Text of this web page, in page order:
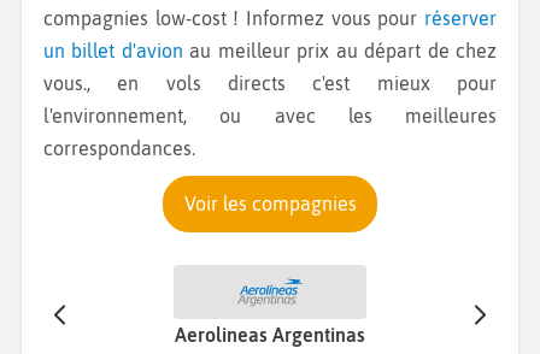
compagnies low-cost ! Informez vous pour réserver
un billet d'avion au meilleur prix au départ de chez
vous., en vols directs c'est mieux pour
l'environnement, ou avec les meilleures
correspondances.
Voir les compagnies
Aerolineas Argentinas